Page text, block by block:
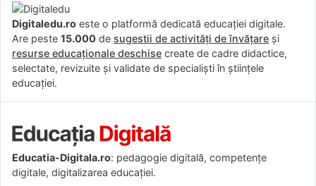
Digitaledu.ro este o platformă dedicată educației digitale.
Are peste 15.000 de sugestii de activități de învățare și
resurse educaționale deschise create de cadre didactice,
selectate, revizuite și validate de specialiști în științele
educației.
Educatia-Digitala.ro: pedagogie digitală, competențe
digitale, digitalizarea educației.